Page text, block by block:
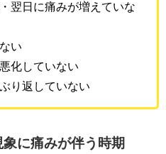
翌日に痛みが増えていな
い
化していない
り返していない
に痛みが伴う時期